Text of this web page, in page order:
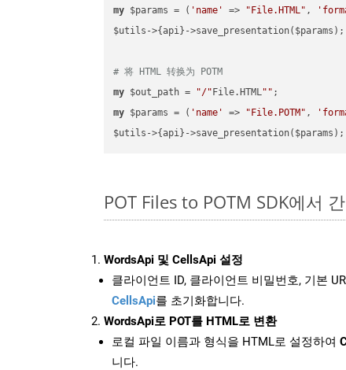
my $params = ( 'name' => "File.HTML" ,
$utils->{api}->save_presentation($params);
# 将 HTML 转换为 POTM
my $out_path = "/" File.HTML""
my $params = ( 'name' => "File.POTM" ,
POT Files to POTM SDK에서
WordsApi 및 CellsApi 설정
클라이언트 ID, 클라이언트 비밀번호, 기본
CellsApi를 초기화합니다.
WordsApi로 POT를 HTML로 변환
로컬 파일 이름과 형식을 HTML로 설정하여
니다.